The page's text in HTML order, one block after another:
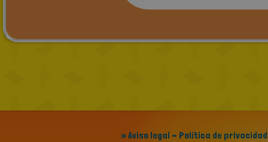
» Aviso legal - Política de privacidad